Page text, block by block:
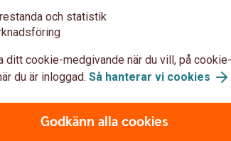
är inget konstigt. Gör upp i
och din? En till två månader är
Och får man ”låna” mat
och statistik
ditt cookie-medgivande när du vill, på
du är inloggad. Så hanterar vi cookies
Godkänn alla cookies